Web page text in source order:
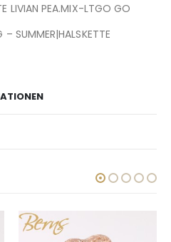
LIVIAN PEA.MIX-LTGO GO
SUMMER|HALSKETTE